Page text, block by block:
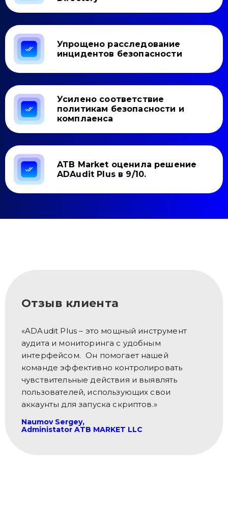
Упрощено расследование
инцидентов безопасности
Усилено соответствие
политикам безопасности и
комплаенса
ATB Market оценила решение
ADAudit Plus в 9/10.
Отзыв клиента
«ADAudit Plus – это мощный инструмент
аудита и мониторинга с удобным
интерфейсом. Он помогает нашей
команде эффективно контролировать
чувствительные действия и выявлять
пользователей, использующих свои
аккаунты для запуска скриптов.»
Naumov Sergey,
Administator ATB MARKET LLC